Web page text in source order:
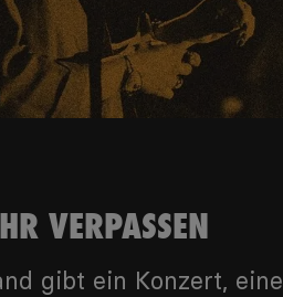
VERPASSEN
gibt ein Konzert, eine